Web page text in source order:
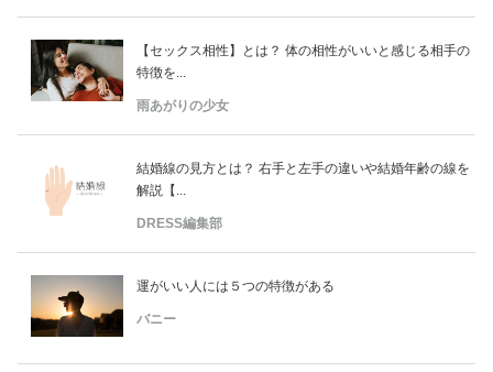
【セックス相性】とは？ 体の相性がいいと感じる相手の
特徴を...
雨あがりの少女
結婚線の見方とは？ 右手と左手の違いや結婚年齢の線を
解説【...
DRESS編集部
運がいい人には５つの特徴がある
バニー